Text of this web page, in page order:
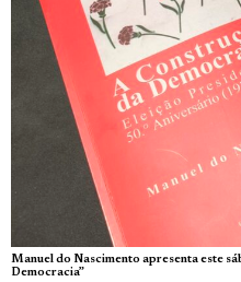
Manuel do Nascimento apresenta este
Democracia”